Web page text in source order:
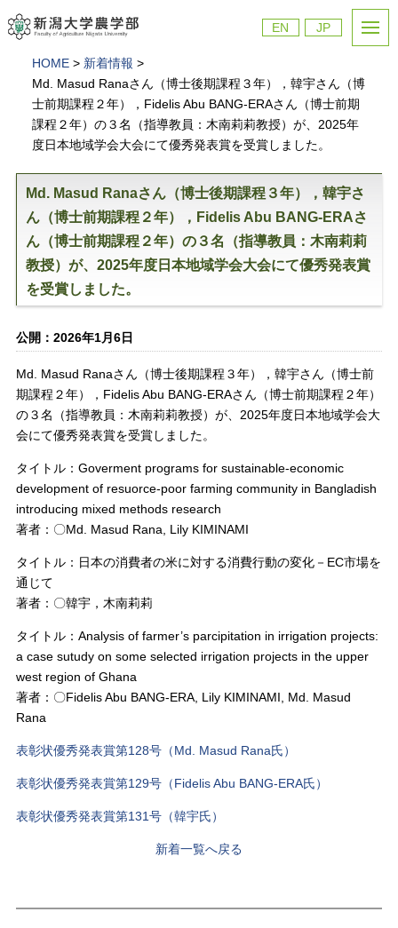
EN JP
HOME> 新着情報 >
Md. Masud Ranaさん（博士後期課程３年），韓宇さん（博
士前期課程２年），Fidelis Abu BANG-ERAさん（博士前期
課程２年）の３名（指導教員：木南莉莉教授）が、2025年
度日本地域学会大会にて優秀発表賞を受賞しました。
Md. Masud Ranaさん（博士後期課程３年），韓宇さ
ん（博士前期課程２年），Fidelis Abu BANG-ERAさ
ん（博士前期課程２年）の３名（指導教員：木南莉莉
教授）が、2025年度日本地域学会大会にて優秀発表賞
を受賞しました。
公開：2026年1月6日
Md. Masud Ranaさん（博士後期課程３年），韓宇さん（博士前
期課程２年），Fidelis Abu BANG-ERAさん（博士前期課程２年）
の３名（指導教員：木南莉莉教授）が、2025年度日本地域学会大
会にて優秀発表賞を受賞しました。
タイトル：Goverment programs for sustainable-economic
development of resuorce-poor farming community in Bangladish
introducing mixed methods research
著者：〇Md. Masud Rana, Lily KIMINAMI
タイトル：日本の消費者の米に対する消費行動の変化－EC市場を
通じて
著者：〇韓宇，木南莉莉
タイトル：Analysis of farmer’s parcipitation in irrigation projects:
a case sutudy on some selected irrigation projects in the upper
west region of Ghana
著者：〇Fidelis Abu BANG-ERA, Lily KIMINAMI, Md. Masud
Rana
表彰状優秀発表賞第128号（Md. Masud Rana氏）
表彰状優秀発表賞第129号（Fidelis Abu BANG-ERA氏）
表彰状優秀発表賞第131号（韓宇氏）
新着一覧へ戻る